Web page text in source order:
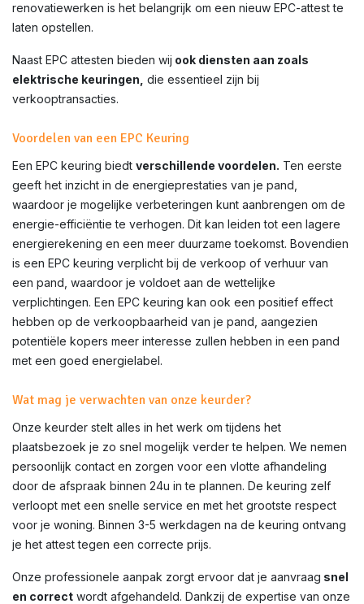
renovatiewerken is het belangrijk om een nieuw EPC-attest te
laten opstellen.
Naast EPC attesten bieden wij ook diensten aan zoals
elektrische keuringen, die essentieel zijn bij
verkooptransacties.
Voordelen van een EPC Keuring
Een EPC keuring biedt verschillende voordelen. Ten eerste
geeft het inzicht in de energieprestaties van je pand,
waardoor je mogelijke verbeteringen kunt aanbrengen om de
energie-efficiëntie te verhogen. Dit kan leiden tot een lagere
energierekening en een meer duurzame toekomst. Bovendien
is een EPC keuring verplicht bij de verkoop of verhuur van
een pand, waardoor je voldoet aan de wettelijke
verplichtingen. Een EPC keuring kan ook een positief effect
hebben op de verkoopbaarheid van je pand, aangezien
potentiële kopers meer interesse zullen hebben in een pand
met een goed energielabel.
Wat mag je verwachten van onze keurder?
Onze keurder stelt alles in het werk om tijdens het
plaatsbezoek je zo snel mogelijk verder te helpen. We nemen
persoonlijk contact en zorgen voor een vlotte afhandeling
door de afspraak binnen 24u in te plannen. De keuring zelf
verloopt met een snelle service en met het grootste respect
voor je woning. Binnen 3-5 werkdagen na de keuring ontvang
je het attest tegen een correcte prijs.
Onze professionele aanpak zorgt ervoor dat je aanvraag snel
en correct wordt afgehandeld. Dankzij de expertise van onze